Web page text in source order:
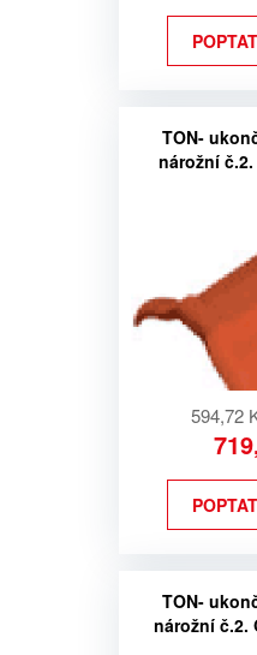
TON-
nárožní č.2.
594,72
TON-
nárožní č.2.